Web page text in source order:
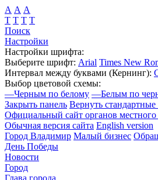
А А А
Т Т Т Т
Поиск
Настройки
Настройки шрифта:
Выберите шрифт: Arial Times New
Интервал между буквами (Кернинг):
Выбор цветовой схемы:
—Черным по белому —Белым по
Закрыть панель Вернуть стандартные
Официальный сайт органов
Обычная версия сайта English version
Город Владимир Малый бизнес
День Победы
Новости
Город
Глава города